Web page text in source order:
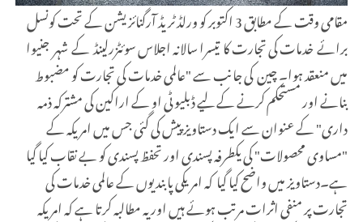
مقامی وقت کے مطابق 3 اکتوبر کو ورلڈ ٹریڈ آرگنائزیشن کے تحت کونسل
برائے خدمات کی تجارت کا تیسرا سالانہ اجلاس سوئٹزرلینڈ کے شہر جنیوا
میں منعقد ہوا۔ چین کی جانب سے "عالمی خدمات کی تجارت کو مضبوط
بنانے اور مستحکم کرنے کے لیے ڈبلیو ٹی او کے اراکین کی مشترکہ ذمہ
داری" کے عنوان سے ایک دستاویز پیش کی گئی جس میں امریکہ کے
"مساوی محصولات" کی یکطرفہ پسندی اور تحفظ پسندی کو بے نقاب کیا گیا
ہے۔دستاویز میں واضح کیا گیا کہ امریکی پابندیوں کے عالمی خدمات کی
تجارت پر منفی اثرات مرتب ہوئے ہیں اور یہ مطالبہ کرتا ہے کہ امریکہ